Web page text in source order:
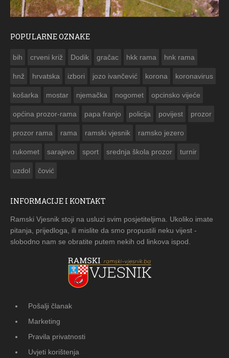
POPULARNE OZNAKE
bih crveni križ Dodik gračac hkk rama hnk rama
hnž hrvatska izbori jozo ivančević korona koronavirus
košarka mostar njemačka nogomet opcinsko vijeće
općina prozor-rama papa franjo policija povijest prozor
prozor rama rama ramski vjesnik ramsko jezero
rukomet sarajevo sport srednja škola prozor turnir
uzdol čović
INFORMACIJE I KONTAKT
Ramski Vjesnik stoji na usluzi svim posjetiteljima. Ukoliko imate
pitanja, prijedloga, ili mislite da smo propustili neku vijest -
slobodno nam se obratite putem nekih od linkova ispod.
Pošalji članak
Marketing
Pravila privatnosti
Uvjeti korištenja